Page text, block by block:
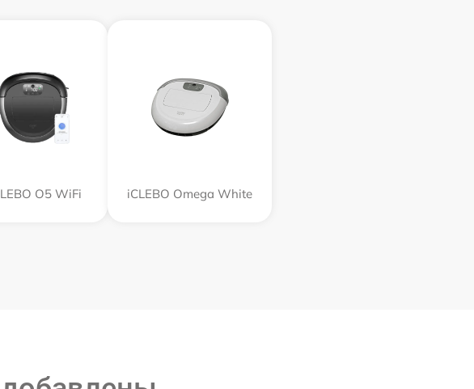
O5 WiFi iCLEBO Omega White